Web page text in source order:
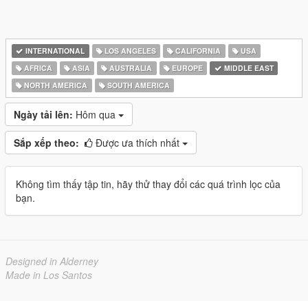
INTERNATIONAL LOS ANGELES CALIFORNIA
USA
AFRICA
ASIA AUSTRALIA EUROPE
MIDDLE EAST
NORTH AMERICA
SOUTH AMERICA
Ngày tải lên: Hôm qua
Sắp xếp theo: Được ưa thích nhất
Không tìm thấy tập tin, hãy thử thay đổi các quá trình lọc của
bạn.
Designed in Alderney
Made in Los Santos